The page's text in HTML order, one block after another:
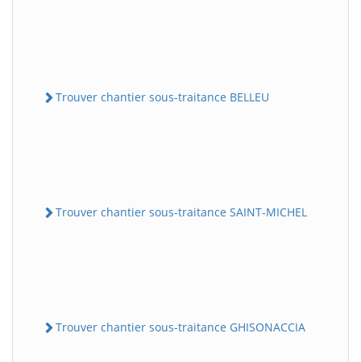
Trouver chantier sous-traitance BELLEU
Trouver chantier sous-traitance SAINT-MICHEL
Trouver chantier sous-traitance GHISONACCIA